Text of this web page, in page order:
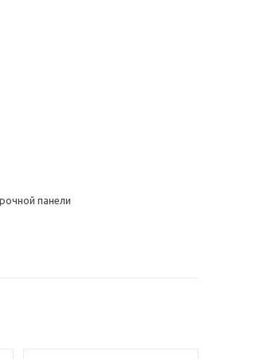
панели